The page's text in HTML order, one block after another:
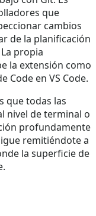
que
cambios
de la planificación
propia
la extensión como
Code en VS Code.
que todas las
nivel de terminal o
profundamente
remitiéndote a
la superficie de